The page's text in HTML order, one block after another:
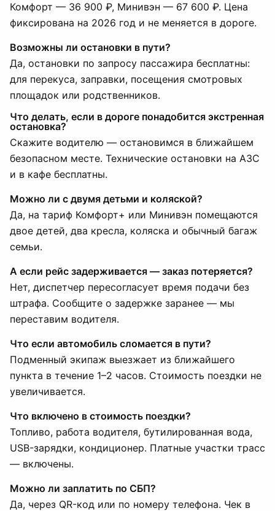
Комфорт — 36 900 ₽, Минивэн — 67 600 ₽. Цена
фиксирована на 2026 год и не меняется в дороге.
Возможны ли остановки в пути?
Да, остановки по запросу пассажира бесплатны:
для перекуса, заправки, посещения смотровых
площадок или родственников.
Что делать, если в дороге понадобится экстренная
остановка?
Скажите водителю — остановимся в ближайшем
безопасном месте. Технические остановки на АЗС
и в кафе бесплатны.
Можно ли с двумя детьми и коляской?
Да, на тариф Комфорт+ или Минивэн помещаются
двое детей, два кресла, коляска и обычный багаж
семьи.
А если рейс задерживается — заказ потеряется?
Нет, диспетчер пересогласует время подачи без
штрафа. Сообщите о задержке заранее — мы
переставим водителя.
Что если автомобиль сломается в пути?
Подменный экипаж выезжает из ближайшего
пункта в течение 1–2 часов. Стоимость поездки не
увеличивается.
Что включено в стоимость поездки?
Топливо, работа водителя, бутилированная вода,
USB-зарядки, кондиционер. Платные участки трасс
— включены.
Можно ли заплатить по СБП?
Да, через QR-код или по номеру телефона. Чек в